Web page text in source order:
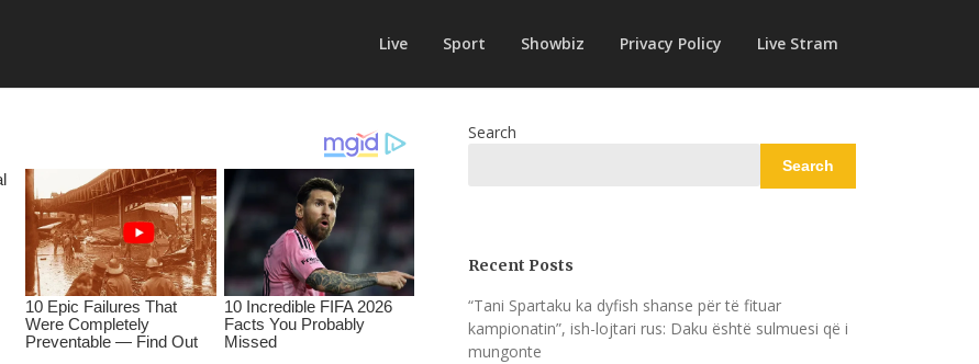
Live Sport Showbiz Privacy Policy Live Stram
Search
Search
Recent Posts
“Tani Spartaku ka dyfish shanse për të fituar
kampionatin”, ish-lojtari rus: Daku është sulmuesi që i
mungonte